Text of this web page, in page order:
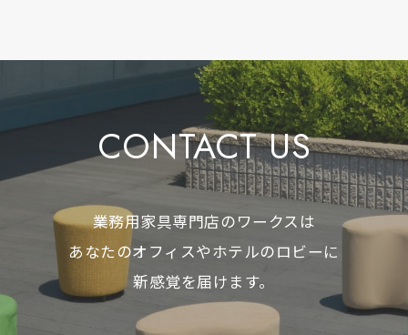
CONTACT US
業務用家具専門店のワークスは
あなたのオフィスやホテルのロビーに
新感覚を届けます。